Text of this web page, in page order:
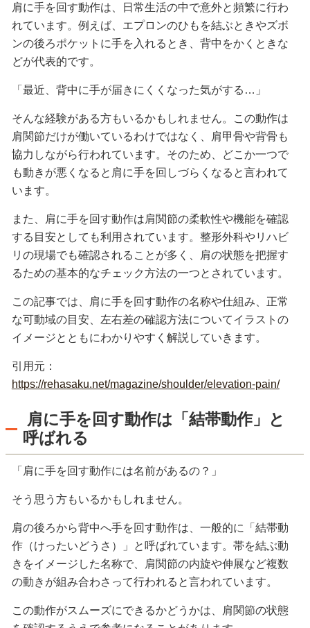
肩に手を回す動作は、日常生活の中で意外と頻繁に行わ
れています。例えば、エプロンのひもを結ぶときやズボ
ンの後ろポケットに手を入れるとき、背中をかくときな
どが代表的です。
「最近、背中に手が届きにくくなった気がする…」
そんな経験がある方もいるかもしれません。この動作は
肩関節だけが働いているわけではなく、肩甲骨や背骨も
協力しながら行われています。そのため、どこか一つで
も動きが悪くなると肩に手を回しづらくなると言われて
います。
また、肩に手を回す動作は肩関節の柔軟性や機能を確認
する目安としても利用されています。整形外科やリハビ
リの現場でも確認されることが多く、肩の状態を把握す
るための基本的なチェック方法の一つとされています。
この記事では、肩に手を回す動作の名称や仕組み、正常
な可動域の目安、左右差の確認方法についてイラストの
イメージとともにわかりやすく解説していきます。
引用元：
https://rehasaku.net/magazine/shoulder/elevation-pain/
肩に手を回す動作は「結帯動作」と
呼ばれる
「肩に手を回す動作には名前があるの？」
そう思う方もいるかもしれません。
肩の後ろから背中へ手を回す動作は、一般的に「結帯動
作（けったいどうさ）」と呼ばれています。帯を結ぶ動
きをイメージした名称で、肩関節の内旋や伸展など複数
の動きが組み合わさって行われると言われています。
この動作がスムーズにできるかどうかは、肩関節の状態